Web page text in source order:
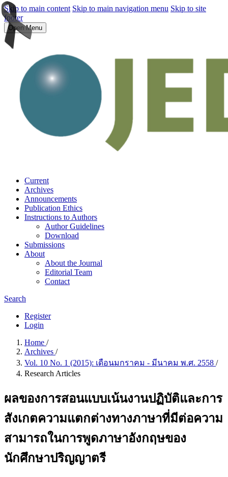
Skip to main content Skip to main navigation menu Skip to site
footer
Open Menu
Current
Archives
Announcements
Publication Ethics
Instructions to Authors
Author Guidelines
Download
Submissions
About
About the Journal
Editorial Team
Contact
Search
Register
Login
Home /
Archives /
Vol. 10 No. 1 (2015): เดือนมกราคม - มีนาคม พ.ศ. 2558 /
Research Articles
ผลของการสอนแบบเน้นงานปฏิบัติและการ
สังเกตความแตกต่างทางภาษาที่มีต่อความ
สามารถในการพูดภาษาอังกฤษของ
นักศึกษาปริญญาตรี